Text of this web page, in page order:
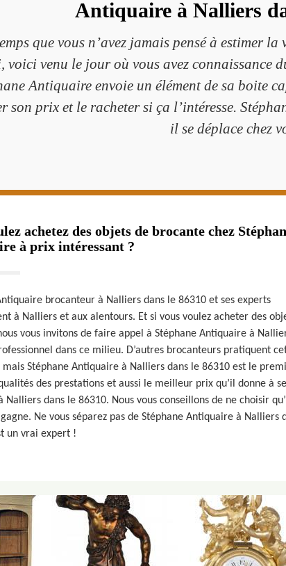
Antiquaire à Nalliers
que vous n’avez jamais pensé à estimer
voici venu le jour où vous avez connaissance
Antiquaire envoie un élément de sa boite
son prix et le racheter si ça l’intéresse.
il se déplace chez
achetez des objets de brocante chez
à prix intéressant ?
brocanteur à Nalliers dans le 86310 et ses experts
à Nalliers et aux alentours. Et si vous voulez acheter des
vous invitons de faire appel à Stéphane Antiquaire à
dans ce milieu. D’autres brocanteurs pratiquent
mais Stéphane Antiquaire à Nalliers dans le 86310 est le
des prestations et aussi le meilleur prix qu’il donne à
Nalliers dans le 86310. Nous vous conseillons de ne choisir
Ne vous séparez pas de Stéphane Antiquaire à Nalliers
un vrai expert !